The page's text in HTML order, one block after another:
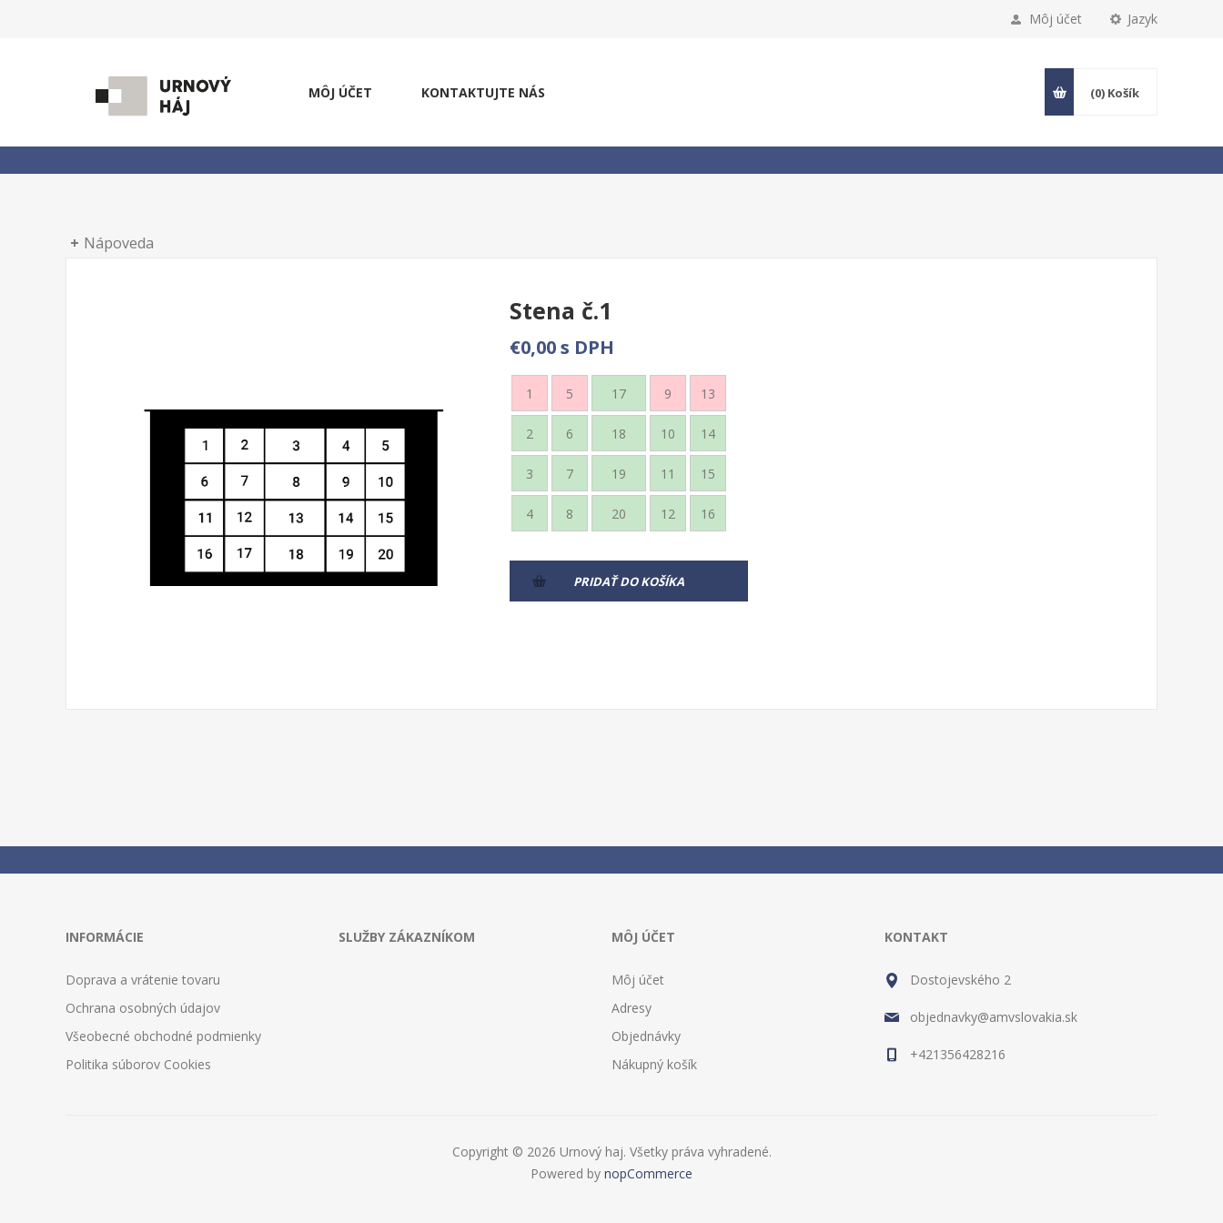
Jazyk
Môj účet
MÔJ ÚČET KONTAKTUJTE NÁS (0) Košík
Nápoveda
Stena č.1
€0,00 s DPH
1 5 17 9 13
2 6 18 10 14
3 7 19 11 15
4 8 20 12 16
PRIDAŤ DO KOŠÍKA
INFORMÁCIE
Doprava a vrátenie tovaru
Ochrana osobných údajov
Všeobecné obchodné podmienky
Politika súborov Cookies
SLUŽBY ZÁKAZNÍKOM MÔJ ÚČET
Môj účet
Adresy
Objednávky
Nákupný košík
KONTAKT
Dostojevského 2
objednavky@amvslovakia.sk
+421356428216
Copyright © 2026 Urnový haj. Všetky práva vyhradené.
Powered by nopCommerce